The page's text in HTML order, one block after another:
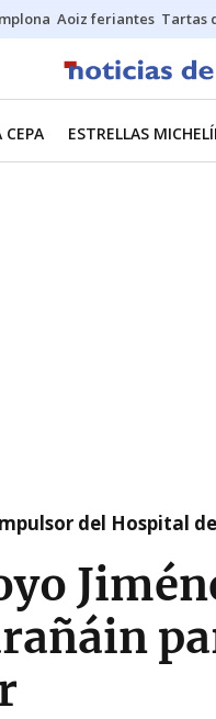
Aoiz feriantes Tartas
CEPA ESTRELLAS
del Hospital